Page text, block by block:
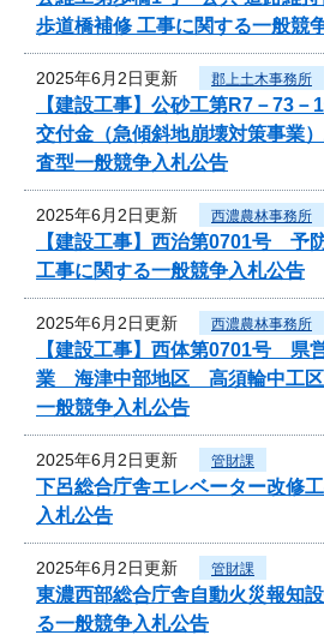
歩道橋補修 工事に関する一般競
2025年6月2日更新 郡上土木事務所
【建設工事】公砂工第R7－73
交付金（急傾斜地崩壊対策事業
査型一般競争入札公告
2025年6月2日更新 西濃農林事務所
【建設工事】西治第0701号 予
工事に関する一般競争入札公告
2025年6月2日更新 西濃農林事務所
【建設工事】西体第0701号 県
業 海津中部地区 高須輪中工区
一般競争入札公告
2025年6月2日更新 管財課
下呂総合庁舎エレベーター改修
入札公告
2025年6月2日更新 管財課
東濃西部総合庁舎自動火災報知
る一般競争入札公告